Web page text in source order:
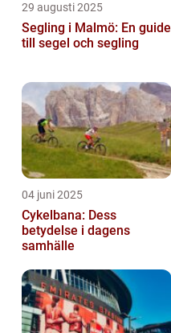
29 augusti 2025
Segling i Malmö: En guide
till segel och segling
04 juni 2025
Cykelbana: Dess
betydelse i dagens
samhälle